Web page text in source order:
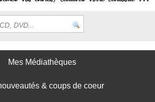
Mes Médiathèques
& coups de coeur